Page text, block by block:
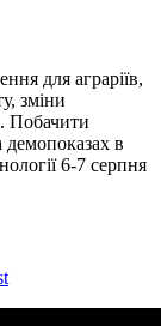
для аграріїв,
зміни
Побачити
демопоказах в
6-7 серпня